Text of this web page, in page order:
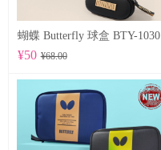
蝴蝶 Butterfly 球盒 BTY-1030
¥50 ¥68.00